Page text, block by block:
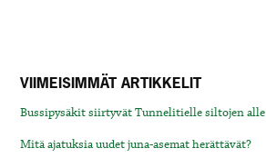
VIIMEISIMMÄT ARTIKKELIT
Bussipysäkit siirtyvät Tunnelitielle siltojen alle
Mitä ajatuksia uudet juna-asemat herättävät?